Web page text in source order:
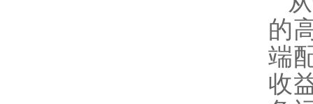
的
端
收